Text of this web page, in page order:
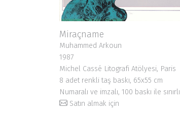
Miraçname
Muhammed Arkoun
1987
Michel Cassé Litografi Atölyesi, Paris
8 adet renkli taş baskı, 65x55 cm
Numaralı ve imzalı, 100 baskı ile sınırlı
Satın almak için